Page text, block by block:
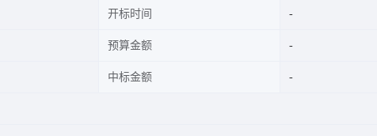
开标时间
预算金额
中标金额